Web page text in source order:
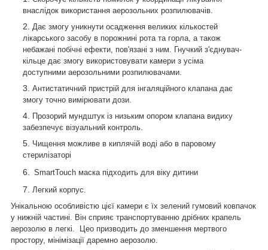
внаслідок використання аерозольних розпилювачів.
Дає змогу уникнути осадження великих кількостей
лікарського засобу в порожнині рота та горла, а також
небажані побічні ефекти, пов'язані з ним. Гнучкий з'єднувач-
кільце дає змогу використовувати камери з усіма
доступними аерозольними розпилювачами.
Антистатичний пристрій для інгаляційного клапана дає
змогу точно вимірювати дози.
Прозорий мундштук із низьким опором клапана видиху
забезпечує візуальний контроль.
Чищення можливе в киплячій воді або в паровому
стерилізаторі
SmartTouch маска підходить для віку дитини
Легкий корпус.
Унікальною особливістю цієї камери є їх зелений гумовий ковпачок
у нижній частині.
Він сприяє транспортуванню дрібних крапель
аерозолю в легкі Цео призводить до зменшення мертвого
простору, мінімізації даремно аерозолю.